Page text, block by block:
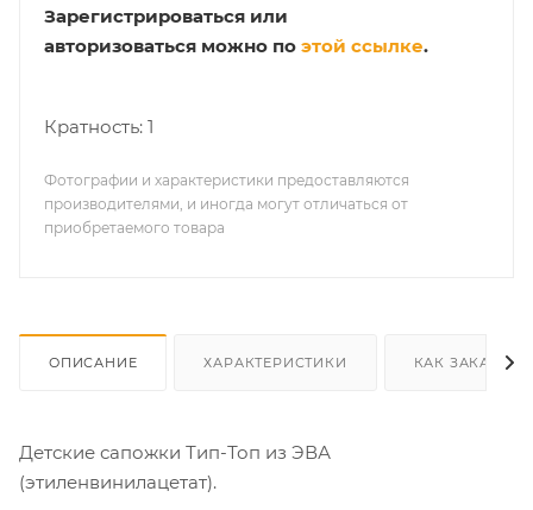
Зарегистрироваться или
авторизоваться можно по этой ссылке.
Кратность: 1
Фотографии и характеристики предоставляются
производителями, и иногда могут отличаться от
приобретаемого товара
ОПИСАНИЕ ХАРАКТЕРИСТИКИ КАК ЗАКАЗАТЬ
Детские сапожки Тип-Топ из ЭВА
(этиленвинилацетат).